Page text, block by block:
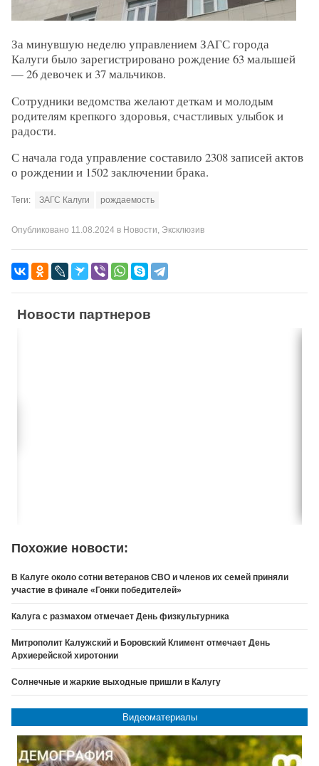
За минувшую неделю управлением ЗАГС города
Калуги было зарегистрировано рождение 63 малышей
— 26 девочек и 37 мальчиков.
Сотрудники ведомства желают деткам и молодым
родителям крепкого здоровья, счастливых улыбок и
радости.
С начала года управление составило 2308 записей актов
о рождении и 1502 заключении брака.
Теги: ЗАГС Калуги рождаемость
Опубликовано 11.08.2024 в Новости, Эксклюзив
Новости партнеров
Похожие новости:
В Калуге около сотни ветеранов СВО и членов их семей приняли
участие в финале «Гонки победителей»
Калуга с размахом отмечает День физкультурника
Митрополит Калужский и Боровский Климент отмечает День
Архиерейской хиротонии
Солнечные и жаркие выходные пришли в Калугу
Видеоматериалы